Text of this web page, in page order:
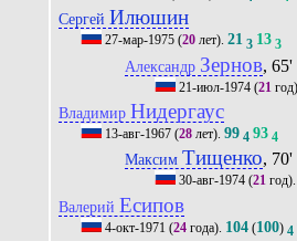
Сергей Илюшин
27-мар-1975 (20 лет).21 3 13 3
Александр Зернов, 65'
21-июл-1974(21 год).
Владимир Нидергаус
13-авг-1967 (28 лет).99 4 93 4
МаксимТищенко, 70'
30-авг-1974(21год).
Валерий Есипов
4-окт-1971 (24 года). 104 (100) 4